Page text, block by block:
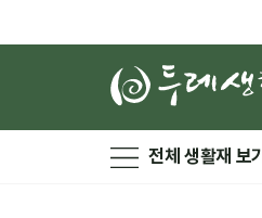
전체 생활재 보기